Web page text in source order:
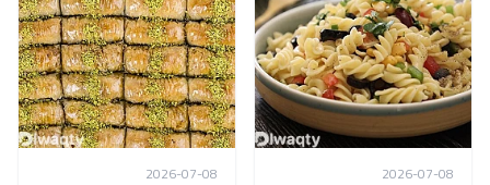
2026-07-08
2026-07-08